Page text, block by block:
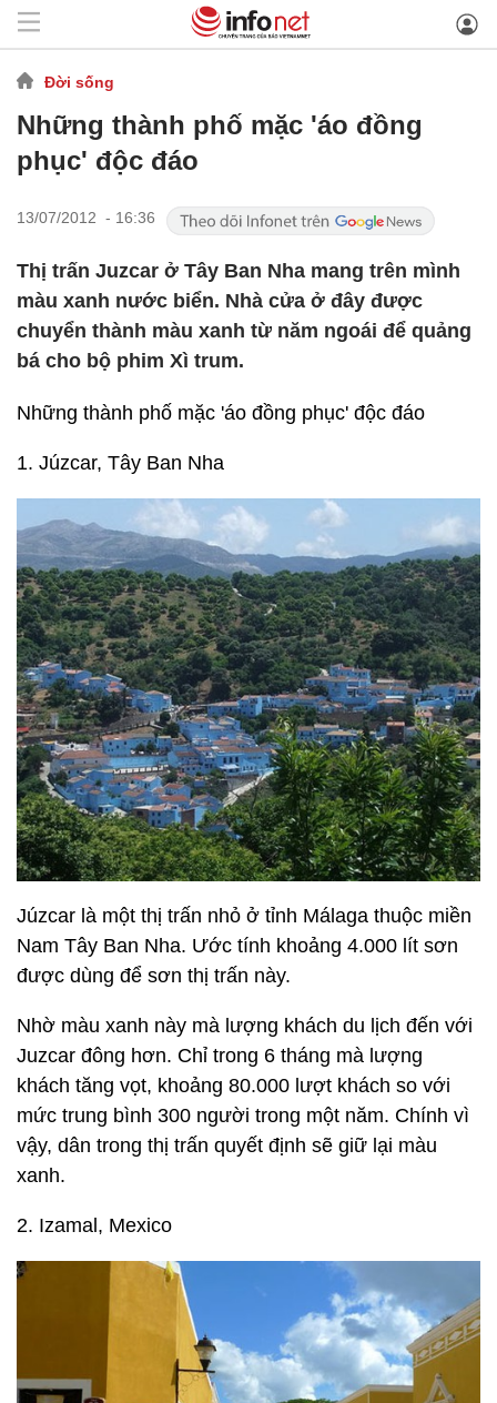
Đời sống
Những thành phố mặc 'áo đồng
phục' độc đáo
13/07/2012 - 16:36
Thị trấn Juzcar ở Tây Ban Nha mang trên mình
màu xanh nước biển. Nhà cửa ở đây được
chuyển thành màu xanh từ năm ngoái để quảng
bá cho bộ phim Xì trum.
Những thành phố mặc 'áo đồng phục' độc đáo
1. Júzcar, Tây Ban Nha
Júzcar là một thị trấn nhỏ ở tỉnh Málaga thuộc miền
Nam Tây Ban Nha. Ước tính khoảng 4.000 lít sơn
được dùng để sơn thị trấn này.
Nhờ màu xanh này mà lượng khách du lịch đến với
Juzcar đông hơn. Chỉ trong 6 tháng mà lượng
khách tăng vọt, khoảng 80.000 lượt khách so với
mức trung bình 300 người trong một năm. Chính vì
vậy, dân trong thị trấn quyết định sẽ giữ lại màu
xanh.
2. Izamal, Mexico